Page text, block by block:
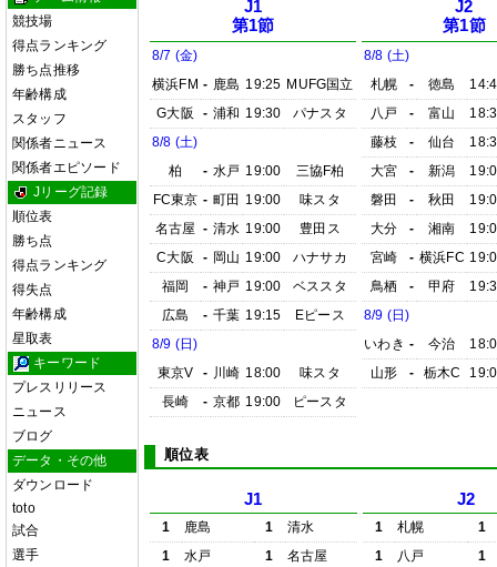
競技場
得点ランキング
勝ち点推移
年齢構成
スタッフ
関係者ニュース
関係者エピソード
Jリーグ記録
順位表
勝ち点
得点ランキング
得失点
年齢構成
星取表
キーワード
プレスリリース
ニュース
ブログ
データ・その他
ダウンロード
toto
試合
選手
J1
第1節
8/7 (金)
横浜FM - 鹿島 19:25 MUFG国立
G大阪
- 浦和 19:30
パナスタ
8/8 (土)
柏
- 水戸 19:00
三協F柏
FC東京 - 町田 19:00
味スタ
名古屋 - 清水 19:00
豊田ス
C大阪
- 岡山 19:00
ハナサカ
福岡
- 神戸 19:00
ベススタ
広島
- 千葉 19:15
Eピース
8/9 (日)
東京V
- 川崎 18:00
味スタ
長崎
- 京都 19:00 ピースタ
J2
第1節
8/8 (土)
札幌
- 徳島
八戸
- 富山
藤枝
- 仙台
大宮
- 新潟
磐田
- 秋田
大分
- 湘南
宮崎
- 横浜FC
鳥栖
- 甲府
8/9 (日)
いわき - 今治
山形
- 栃木C
順位表
J1
1 鹿島 1
清水
1
水戸 1
名古屋
J2
1 札幌
1
1
八戸
1